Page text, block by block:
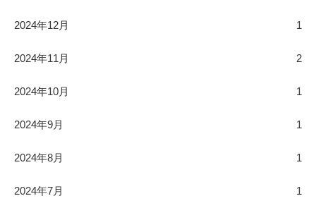
2024年12月 1
2024年11月 2
2024年10月 1
2024年9月 1
2024年8月 1
2024年7月 1